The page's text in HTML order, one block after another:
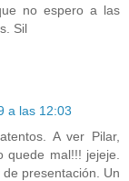
no espero a las
Sil
a las 12:03
A ver Pilar,
mal!!! jejeje.
presentación. Un